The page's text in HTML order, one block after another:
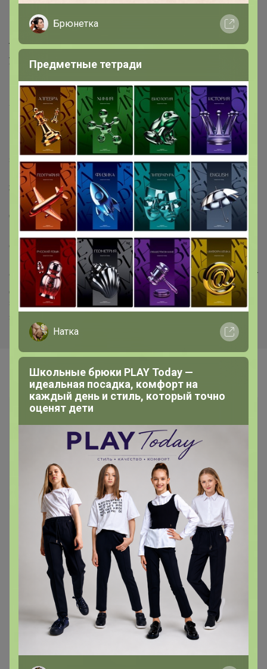
Габариты заказа можно посмотреть на сайте ИКЕА, в
карточке товара в разделе размер и вес упаковки.
Если размер или вес заказа будет превышать габарит,
то меняю вам ЦР на ближайший основной, если вы не
указали свое пожелание в комментарии
Межгородможетзаказывать габаритные товары, но
желательно уточнить у меня о возможности доставки
в ваш ЦР
МЕБЕЛЬ дополнительно не упаковываю, отправляю в
заводской упаковке
3. Картонные коробки
Если вы заказываете картонные коробки, учитывайте,
что они приходят в разобранном виде и если в заказе
присутствую еще какие-то позиции (контейнер,
сковорода или что-то еще не плоское), я буду
подписывать 2 места заказа, отдельно коробки,
отдельно все остальное. Возможно в ЦР с вас возьмут
доплату за второе место заказа. Рекомендую
заказывать коробки отдельно, в следующей закупке
Самые желанные
RAJTAN РАЙТАН Банка для
специй, стекло/цвет
алюминия, 15 сл
1 444р
JÄLL ЭЛЛЬ Гладильная
доска, настольная 73x32 см
Брюнетка
Предметные тетради
Натка
Школьные брюки PLAY Today —
идеальная посадка, комфорт на
каждый день и стиль, который точно
оценят дети